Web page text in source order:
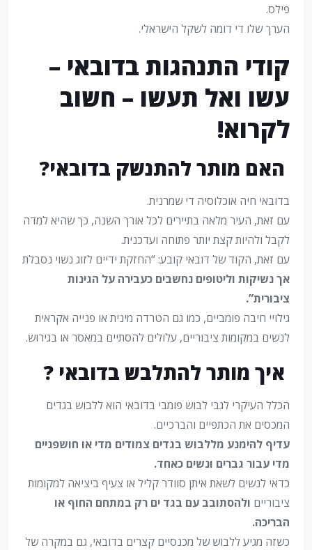
פילס.
הערך שלו די דומה לשקל הישראלי.
קודי התנהגות בדובאי –
עשו ואל תעשו – חשוב
לקרוא!
האם מותר להתנשק בדובאי?
בדובאי חיה אוכלוסיה די שמרנית.
עם זאת, העיר מלאה בתיירים לכל אורך השנה, כך שהיא למדה
לקבל ולהיות קצת יותר פתוחה ועדכנית.
עם זאת, הקוד של דובאי קובע: “החזקת ידיים לזוג נשוי נסבלת
אך נשיקות וליטופים נחשבים כעבירה על הגינות
ציבורית”.
גילויי חיבה פומביים, כמו גם הטרדה מינית או פנייה אקראית
לנשים במקומות ציבוריים, עלולים להסתיים במאסר או בגירוש.
איך מותר להתלבש בדובאי ?
הכלל העיקרי לגבי לבוש פומבי בדובאי הוא ללבוש בגדים
המכסים את הכתפיים והברכיים.
עדיף להימנע מללבוש בגדים צמודים מדי או חושפניים
מדי עבור גברים ונשים כאחד.
כדאי לנשים לשאת איתן סוודר קליל או צעיף ביציאה למקומות
ציבוריים ולהסתובב עם בגד ים רק במתחם החוף או
הבריכה.
כשזה מגיע ללבוש של מכנסיים קצרים בדובאי, גם במקרה של